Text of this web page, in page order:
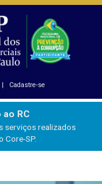
| Cadastre-se
RC
serviços realizados
Core-SP.